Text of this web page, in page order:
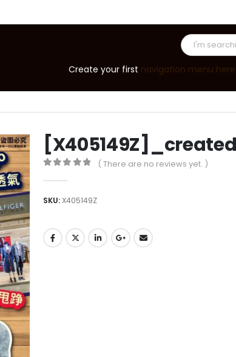
Create your first navigation menu here
( There are no reviews yet. )
SKU:X405149Z